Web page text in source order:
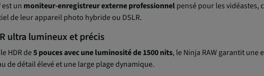
est un moniteur-enregistreur externe professionnelpensé pour les
de leur appareil photo hybride ou DSLR.
ultra lumineux et précis
HDR de5 pouces avec une luminosité de 1500 nits, le Ninja RAW garantit une
de détail élevé et une large plage dynamique.